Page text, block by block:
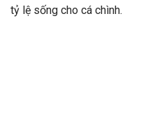
tỷ lệ sống cho cá chình.